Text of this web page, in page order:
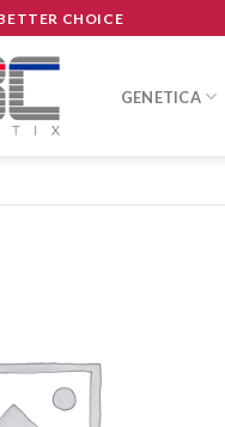
CHOICE
GENETICA